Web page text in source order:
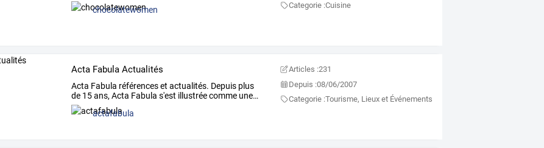
chocolatewomen
Categorie :Cuisine
Acta Fabula Actualités
Acta Fabula référenceset actualités. Depuis plus
de 15ans, Acta Fabula s'est illustréecomme une…
actafabula
Articles :231
Depuis :08/06/2007
Categorie :Tourisme, Lieux et Événements